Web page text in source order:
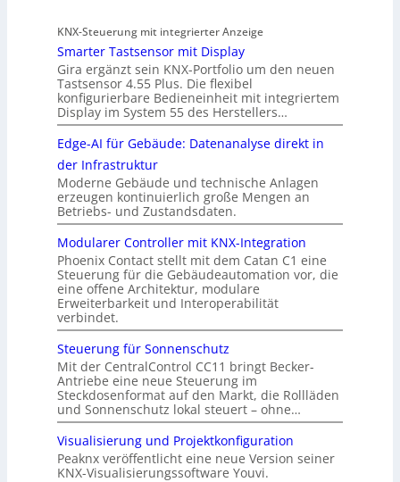
KNX-Steuerung mit integrierter Anzeige
Smarter Tastsensor mit Display
Gira ergänzt sein KNX-Portfolio um den neuen
Tastsensor 4.55 Plus. Die flexibel
konfigurierbare Bedieneinheit mit integriertem
Display im System 55 des Herstellers…
Edge-AI für Gebäude: Datenanalyse direkt in
der Infrastruktur
Moderne Gebäude und technische Anlagen
erzeugen kontinuierlich große Mengen an
Betriebs- und Zustandsdaten.
Modularer Controller mit KNX-Integration
Phoenix Contact stellt mit dem Catan C1 eine
Steuerung für die Gebäudeautomation vor, die
eine offene Architektur, modulare
Erweiterbarkeit und Interoperabilität
verbindet.
Steuerung für Sonnenschutz
Mit der CentralControl CC11 bringt Becker-
Antriebe eine neue Steuerung im
Steckdosenformat auf den Markt, die Rollläden
und Sonnenschutz lokal steuert – ohne…
Visualisierung und Projektkonfiguration
Peaknx veröffentlicht eine neue Version seiner
KNX-Visualisierungssoftware Youvi.